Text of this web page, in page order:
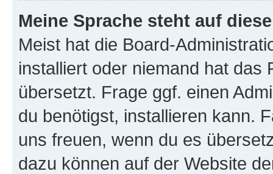
Meine Sprache steht auf
Meist hat die Board-
installiert oder niemand hat das
übersetzt. Frage ggf. einen
du benötigst, installieren kann.
uns freuen, wenn du es
dazu können auf der Website